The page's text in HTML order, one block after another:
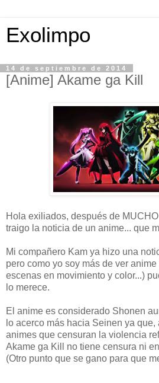
Exolimpo
14 de septiembre de 2014
[Anime] Akame ga Kill
Hola exiliados, después de
traigo la noticia de un anime... que
Mi compañero Kam ya hizo una
pero como yo soy más de ver
escenas en movimiento y color...)
lo merece.
El anime es considerado Shonen
lo acerco más hacia Seinen ya
animes que censuran la violencia
Akame ga Kill no tiene censura ni
(Otro punto que se gano para que